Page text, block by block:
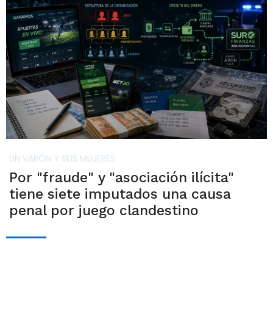
UN VARÓN Y SEIS MUJERES
Por "fraude" y "asociación ilícita"
tiene siete imputados una causa
penal por juego clandestino